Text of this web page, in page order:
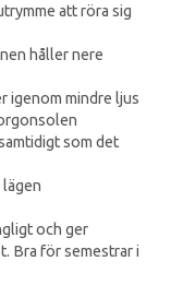
att röra sig
håller nere
igenom mindre ljus
som det
lägen
och ger
Bra för semestrar i